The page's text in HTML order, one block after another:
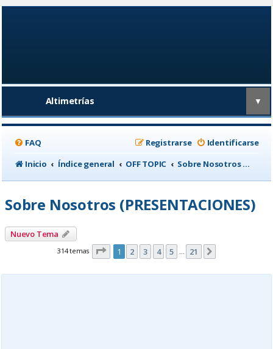
Altimetrías ▼
FAQ Identificarse
Registrarse
Inicio
Índice general OFF TOPIC Sobre Nosotros (PRESENTACIONES)
Sobre Nosotros (PRESENTACIONES)
Nuevo Tema
314 temas Página de 21
1 2 3 4 5 … 21